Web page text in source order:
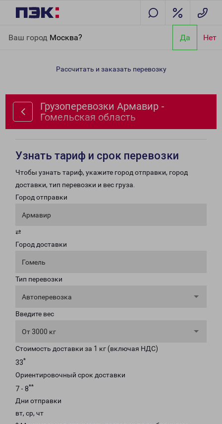
Ваш город Москва? Да Нет
область
Рассчитать и заказать перевозку
Грузоперевозки Армавир -
Гомельская область
Узнать тариф и срок перевозки
Чтобы узнать тариф, укажите город отправки, город
доставки, тип перевозки и вес груза.
Город отправки
Армавир
⇄
Город доставки
Гомель
Тип перевозки
Автоперевозка
Введите вес
От 3000 кг
Стоимость доставки за 1 кг (включая НДС)
33*
Ориентировочный срок доставки
7 - 8**
Дни отправки
вт, ср, чт